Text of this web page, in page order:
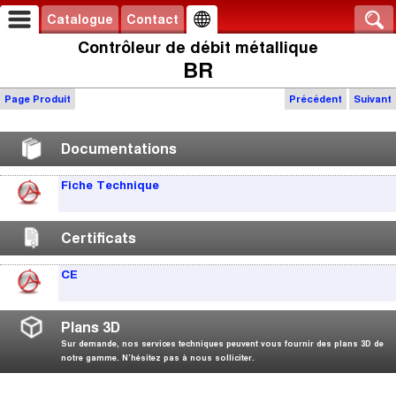
Catalogue Contact
Contrôleur de débit métallique
BR
Précédent Suivant
Page Produit
Documentations
Fiche Technique
Certificats
CE
Plans 3D
Sur demande, nos services techniques peuvent vous fournir des plans 3D de
notre gamme. N’hésitez pas à nous solliciter.